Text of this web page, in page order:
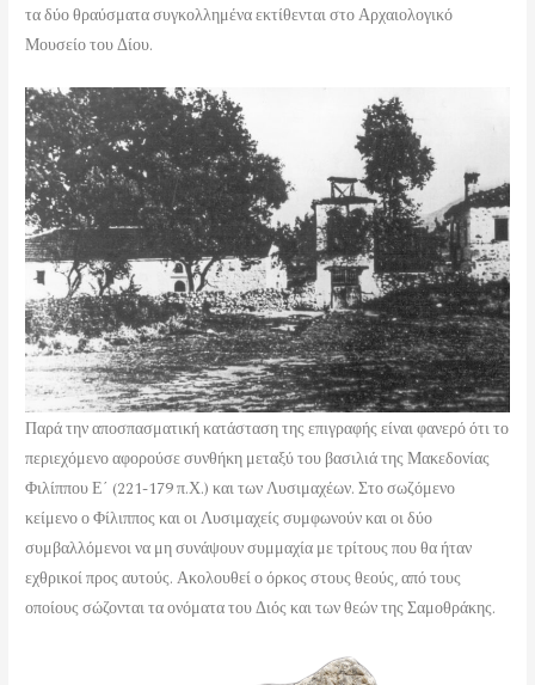
τα δύο θραύσματα συγκολλημένα εκτίθενται στο Αρχαιολογικό
Μουσείο του Δίου.
Παρά την αποσπασματική κατάσταση της επιγραφής είναι φανερό ότι το
περιεχόμενο αφορούσε συνθήκη μεταξύ του βασιλιά της Μακεδονίας
Φιλίππου Ε΄ (221-179 π.Χ.) και των Λυσιμαχέων. Στο σωζόμενο
κείμενο ο Φίλιππος και οι Λυσιμαχείς συμφωνούν και οι δύο
συμβαλλόμενοι να μη συνάψουν συμμαχία με τρίτους που θα ήταν
εχθρικοί προς αυτούς. Ακολουθεί ο όρκος στους θεούς, από τους
οποίους σώζονται τα ονόματα του Διός και των θεών της Σαμοθράκης.